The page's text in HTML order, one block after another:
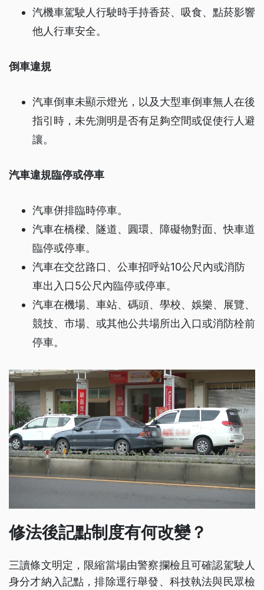
汽機車駕駛人行駛時手持香菸、吸食、點菸影響
他人行車安全。
倒車違規
汽車倒車未顯示燈光，以及大型車倒車無人在後
指引時，未先測明是否有足夠空間或促使行人避
讓。
汽車違規臨停或停車
汽車併排臨時停車。
汽車在橋樑、隧道、圓環、障礙物對面、快車道
臨停或停車。
汽車在交岔路口、公車招呼站10公尺內或消防
車出入口5公尺內臨停或停車。
汽車在機場、車站、碼頭、學校、娛樂、展覽、
競技、市場、或其他公共場所出入口或消防栓前
停車。
修法後記點制度有何改變？
三讀條文明定，限縮當場由警察攔檢且可確認駕駛人
身分才納入記點，排除逕行舉發、科技執法與民眾檢